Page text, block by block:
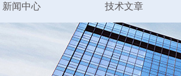
新闻中心 技术文章